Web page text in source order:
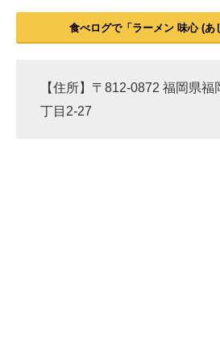
食べログで「ラーメン 味心 (あ
【住所】〒812-0872 福岡県
丁目2-27